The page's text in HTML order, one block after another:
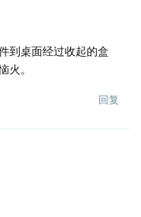
到桌面经过收起的盒
火。
回复